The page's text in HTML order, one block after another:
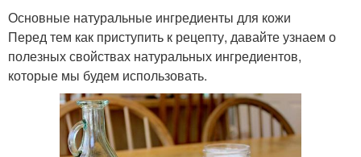
Основные натуральные ингредиенты для кожи
Перед тем как приступить к рецепту, давайте узнаем о
полезных свойствах натуральных ингредиентов,
которые мы будем использовать.